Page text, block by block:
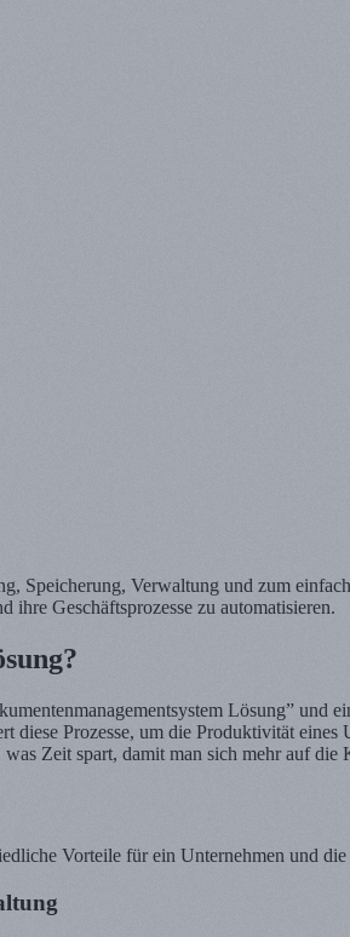
Speicherung, Verwaltung und zum
Geschäftsprozesse zu automatisieren.
Lösung” und
diese Prozesse, um die Produktivität
Zeit spart, damit man sich mehr auf die
Vorteile für ein Unternehmen und